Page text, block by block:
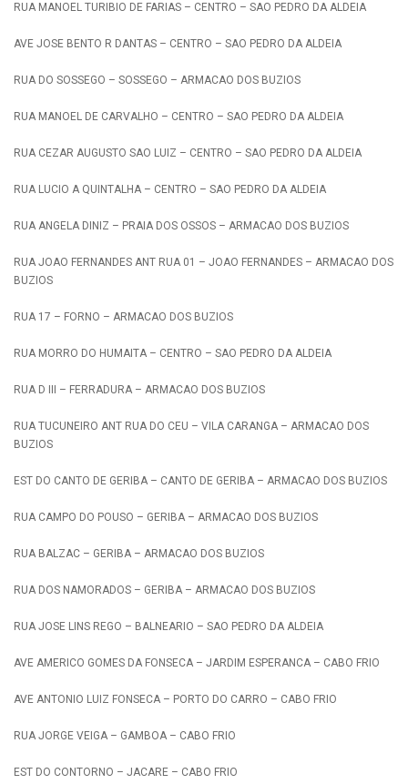
RUA MANOEL TURIBIO DE FARIAS – CENTRO – SAO PEDRO DA ALDEIA
AVE JOSE BENTO R DANTAS – CENTRO – SAO PEDRO DA ALDEIA
RUA DO SOSSEGO – SOSSEGO – ARMACAO DOS BUZIOS
RUA MANOEL DE CARVALHO – CENTRO – SAO PEDRO DA ALDEIA
RUA CEZAR AUGUSTO SAO LUIZ – CENTRO – SAO PEDRO DA ALDEIA
RUA LUCIO A QUINTALHA – CENTRO – SAO PEDRO DA ALDEIA
RUA ANGELA DINIZ – PRAIA DOS OSSOS – ARMACAO DOS BUZIOS
RUA JOAO FERNANDES ANT RUA 01 – JOAO FERNANDES – ARMACAO DOS
BUZIOS
RUA 17 – FORNO – ARMACAO DOS BUZIOS
RUA MORRO DO HUMAITA – CENTRO – SAO PEDRO DA ALDEIA
RUA D III – FERRADURA – ARMACAO DOS BUZIOS
RUA TUCUNEIRO ANT RUA DO CEU – VILA CARANGA – ARMACAO DOS
BUZIOS
EST DO CANTO DE GERIBA – CANTO DE GERIBA – ARMACAO DOS BUZIOS
RUA CAMPO DO POUSO – GERIBA – ARMACAO DOS BUZIOS
RUA BALZAC – GERIBA – ARMACAO DOS BUZIOS
RUA DOS NAMORADOS – GERIBA – ARMACAO DOS BUZIOS
RUA JOSE LINS REGO – BALNEARIO – SAO PEDRO DA ALDEIA
AVE AMERICO GOMES DA FONSECA – JARDIM ESPERANCA – CABO FRIO
AVE ANTONIO LUIZ FONSECA – PORTO DO CARRO – CABO FRIO
RUA JORGE VEIGA – GAMBOA – CABO FRIO
EST DO CONTORNO – JACARE – CABO FRIO